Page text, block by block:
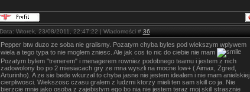
Data: Wtorek, 23/08/2011, 22:47:22 | Wiadomości # 36
Pepper btw duzo ze soba nie gralismy. Pozatym chyba byles pod wiekszym wplywem
wiela a tego typa to nie moglem zniesc. Ale jak cos to nic do ciebie nie mam
Pozatym bylem "trenerem" i menagerem rowniez podobnego teamu i jestem z nich
zadowolony bo po 2 miesiacach gry ze mna wyszli na mocne low+ ( Aimax, Zgred,
Arturinho). A ze sie bede wkurzal to chyba jasne nie jestem idealem i nie mam anielskiej
cierpliwosci. Wiekszosc czasu gralem z ludzmi ktorzy mieli ten sam skill co ja. Nie
bierzcie mnie jako osoba z zajebistym ego bo nia nie jestem teraz moj skill strasznie